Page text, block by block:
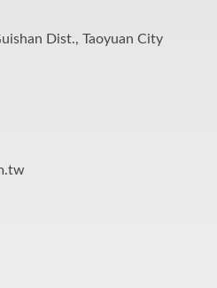
Dist., Taoyuan City